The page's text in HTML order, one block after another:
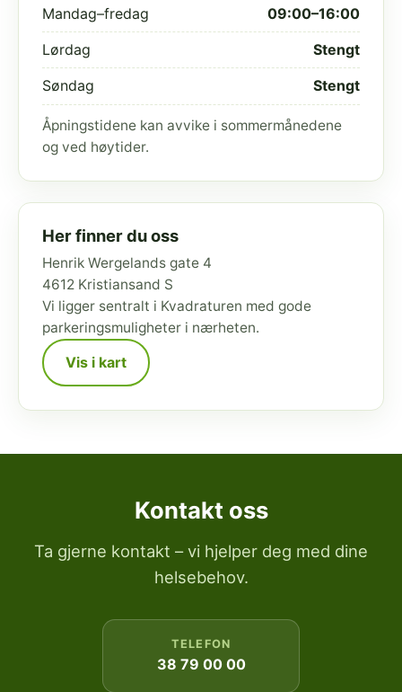
Mandag–fredag 09:00–16:00
Lørdag Stengt
Søndag Stengt
Åpningstidene kan avvike i sommermånedene
og ved høytider.
Her finner du oss
Henrik Wergelands gate 4
4612 Kristiansand S
Vi ligger sentralt i Kvadraturen med gode
parkeringsmuligheter i nærheten.
Vis i kart
Kontakt oss
Ta gjerne kontakt – vi hjelper deg med dine
helsebehov.
TELEFON
38 79 00 00